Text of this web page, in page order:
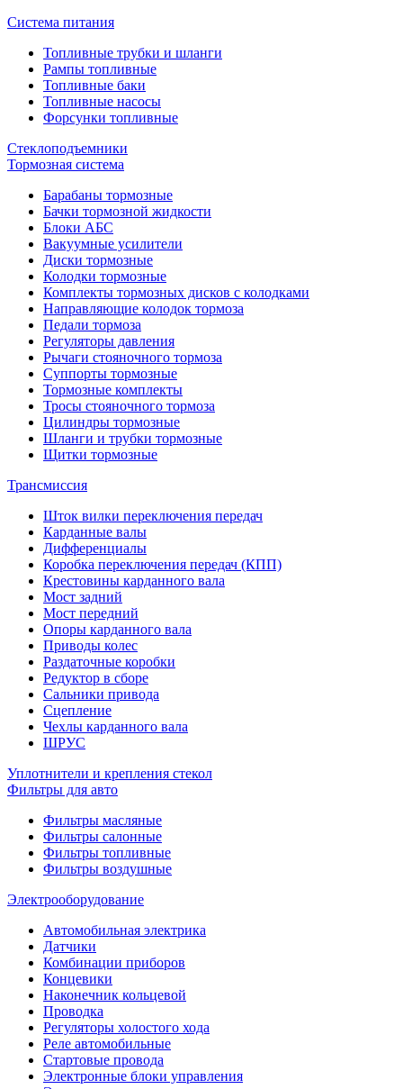
Система питания
Топливные трубки и шланги
Рампы топливные
Топливные баки
Топливные насосы
Форсунки топливные
Стеклоподъемники
Тормозная система
Барабаны тормозные
Бачки тормозной жидкости
Блоки АБС
Вакуумные усилители
Диски тормозные
Колодки тормозные
Комплекты тормозных дисков с колодками
Направляющие колодок тормоза
Педали тормоза
Регуляторы давления
Рычаги стояночного тормоза
Суппорты тормозные
Тормозные комплекты
Тросы стояночного тормоза
Цилиндры тормозные
Шланги и трубки тормозные
Щитки тормозные
Трансмиссия
Шток вилки переключения передач
Карданные валы
Дифференциалы
Коробка переключения передач (КПП)
Крестовины карданного вала
Мост задний
Мост передний
Опоры карданного вала
Приводы колес
Раздаточные коробки
Редуктор в сборе
Сальники привода
Сцепление
Чехлы карданного вала
ШРУС
Уплотнители и крепления стекол
Фильтры для авто
Фильтры масляные
Фильтры салонные
Фильтры топливные
Фильтры воздушные
Электрооборудование
Автомобильная электрика
Датчики
Комбинации приборов
Концевики
Наконечник кольцевой
Проводка
Регуляторы холостого хода
Реле автомобильные
Стартовые провода
Электронные блоки управления